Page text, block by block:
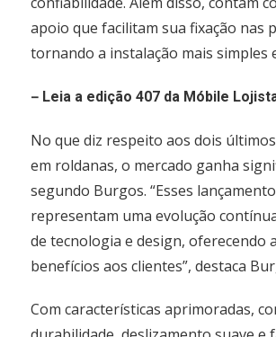
apoio que facilitam sua fixação nas
tornando a instalação mais simples
– Leia a edição 407 da Móbile
No que diz respeito aos dois
em roldanas, o mercado ganha
segundo Burgos. “Esses
representam uma evolução
de tecnologia e design, oferecendo
benefícios aos clientes”, destaca
Com características aprimoradas,